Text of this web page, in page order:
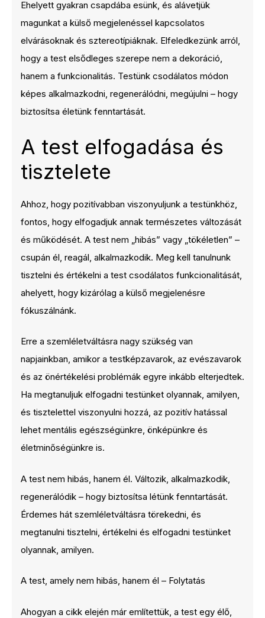
Ehelyett gyakran csapdába esünk, és alávetjük
magunkat a külső megjelenéssel kapcsolatos
elvárásoknak és sztereotípiáknak. Elfeledkezünk arról,
hogy a test elsődleges szerepe nem a dekoráció,
hanem a funkcionalitás. Testünk csodálatos módon
képes alkalmazkodni, regenerálódni, megújulni – hogy
biztosítsa életünk fenntartását.
A test elfogadása és
tisztelete
Ahhoz, hogy pozitívabban viszonyuljunk a testünkhöz,
fontos, hogy elfogadjuk annak természetes változását
és működését. A test nem „hibás” vagy „tökéletlen” –
csupán él, reagál, alkalmazkodik. Meg kell tanulnunk
tisztelni és értékelni a test csodálatos funkcionalitását,
ahelyett, hogy kizárólag a külső megjelenésre
fókuszálnánk.
Erre a szemléletváltásra nagy szükség van
napjainkban, amikor a testképzavarok, az evészavarok
és az önértékelési problémák egyre inkább elterjedtek.
Ha megtanuljuk elfogadni testünket olyannak, amilyen,
és tisztelettel viszonyulni hozzá, az pozitív hatással
lehet mentális egészségünkre, önképünkre és
életminőségünkre is.
A test nem hibás, hanem él. Változik, alkalmazkodik,
regenerálódik – hogy biztosítsa létünk fenntartását.
Érdemes hát szemléletváltásra törekedni, és
megtanulni tisztelni, értékelni és elfogadni testünket
olyannak, amilyen.
A test, amely nem hibás, hanem él – Folytatás
Ahogyan a cikk elején már említettük, a test egy élő,